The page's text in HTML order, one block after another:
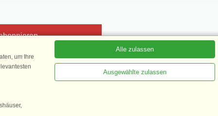
Kundenbewertungen
um Ihre
Alle zulassen
Ausgewählte zulassen